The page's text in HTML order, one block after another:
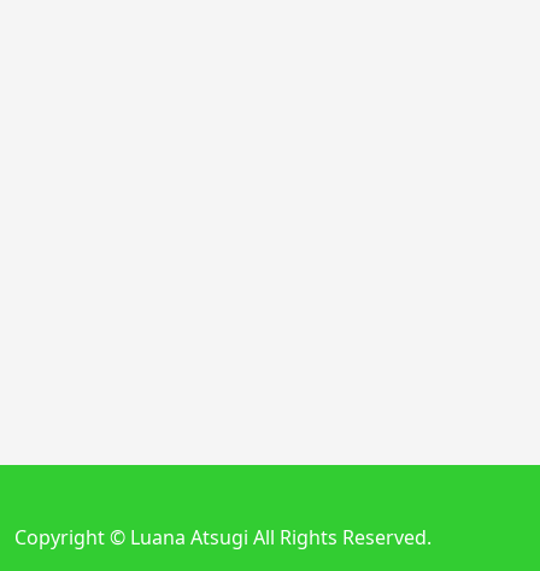
Copyright © Luana Atsugi All Rights Reserved.